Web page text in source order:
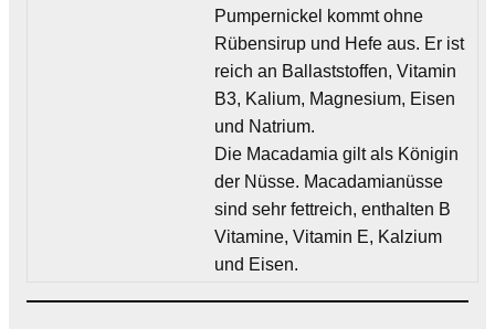
Pumpernickel kommt ohne
Rübensirup und Hefe aus. Er ist
reich an Ballaststoffen, Vitamin
B3, Kalium, Magnesium, Eisen
und Natrium.
Die Macadamia gilt als Königin
der Nüsse. Macadamianüsse
sind sehr fettreich, enthalten B
Vitamine, Vitamin E, Kalzium
und Eisen.